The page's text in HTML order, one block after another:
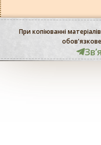
При копіюванні